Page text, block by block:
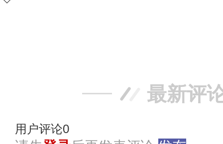
最新评
用户评论0